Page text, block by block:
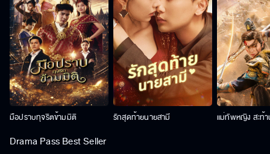
มือปราบทุจริตข้ามมิติ รักสุดท้ายนายสามี แม่ทัพหญิง สะท้
Drama Pass Best Seller